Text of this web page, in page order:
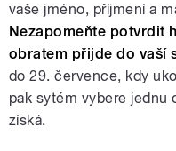
vaše jméno, příjmení a
Nezapomeňte potvrdit
obratem přijde do vaší
do 29. července, kdy
pak sytém vybere jednu
získá.